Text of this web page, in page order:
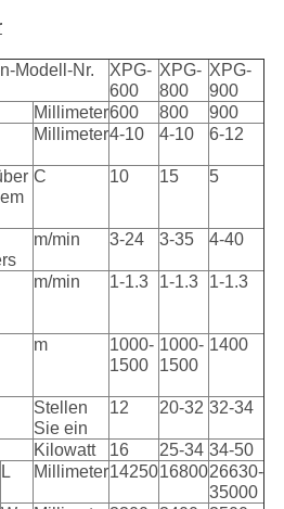
Modell-Nr.
XPG-
600
XPG-
800
XPG-
900
Millimeter600 800
900
Millimeter4-10 4-10 6-12
C 10 15 5
m/min 3-24 3-35 4-40
m/min 1-1.3 1-1.3 1-1.3
m
1000-
1500
1000-
1500
1400
Stellen
Sie ein
12 20-32 32-34
Kilowatt 16 25-34 34-50
L Millimeter142501680026630-
35000